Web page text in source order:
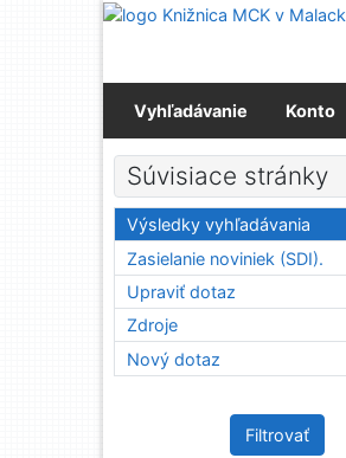
Prejsť na obsah
Vyhľadávanie Konto
Súvisiace stránky
Výsledky vyhľadávania
Zasielanie noviniek (SDI).
Upraviť dotaz
Zdroje
Nový dotaz
Filtrovať